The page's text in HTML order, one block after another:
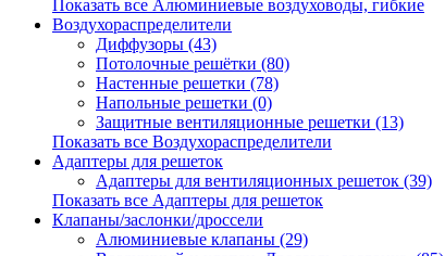
Показать все Алюминиевые воздуховоды, гибкие
Воздухораспределители
Диффузоры (43)
Потолочные решётки (80)
Настенные решетки (78)
Напольные решетки (0)
Защитные вентиляционные решетки (13)
Показать все Воздухораспределители
Адаптеры для решеток
Адаптеры для вентиляционных решеток (39)
Показать все Адаптеры для решеток
Клапаны/заслонки/дроссели
Алюминиевые клапаны (29)